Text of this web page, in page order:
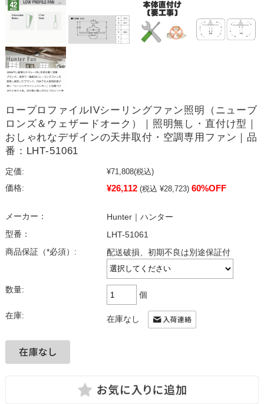
ロープロファイルIVシーリングファン照明（ニューブ
ロンズ＆ウェザードオーク）｜照明無し・直付け型｜
おしゃれなデザインの天井取付・空調専用ファン｜品
番：LHT-51061
定価: ¥71,808(税込)
価格:
¥26,112 (税込 ¥28,723) 60%OFF
メーカー：
Hunter｜ハンター
型番：
LHT-51061
商品保証（*必須）:
配送破損、初期不良は別途保証付
数量:
個
在庫: 在庫なし